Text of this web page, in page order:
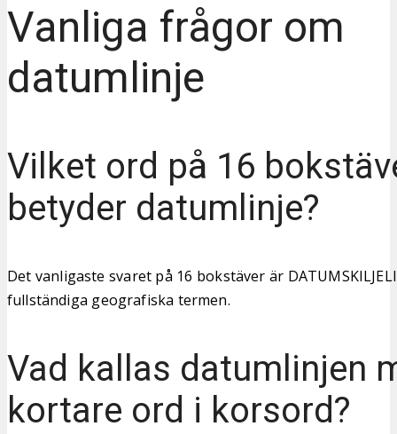
Vanliga frågor om
datumlinje
Vilket ord på 16
betyder datumlinje?
Det vanligaste svaret på 16 bokstäver är
fullständiga geografiska termen.
Vad kallas datumlinjen
kortare ord i korsord?